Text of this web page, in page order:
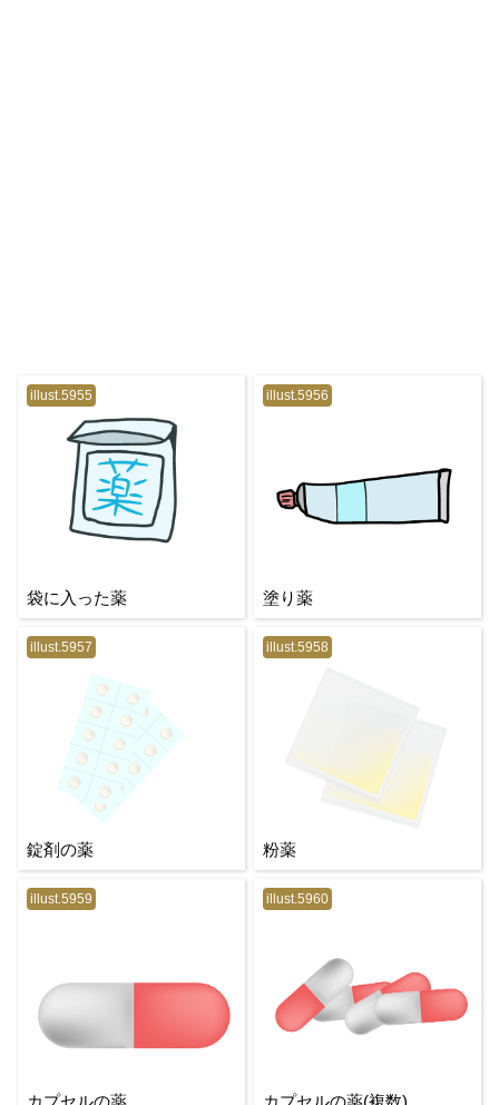
illust.5955
袋に入った薬
illust.5956
塗り薬
illust.5957
錠剤の薬
illust.5958
粉薬
illust.5959 illust.5960